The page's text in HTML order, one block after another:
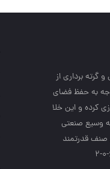
گرته برداري از
به حفظ فضاي
كرده و اين خلا
وسيع صنعتي
صنف قدرتمند